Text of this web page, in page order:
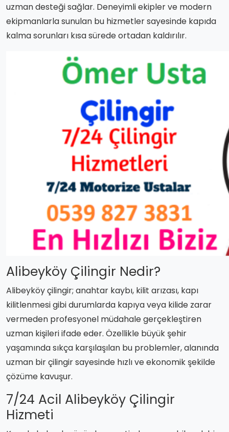
uzman desteği sağlar. Deneyimli ekipler ve modern
ekipmanlarla sunulan bu hizmetler sayesinde kapıda
kalma sorunları kısa sürede ortadan kaldırılır.
Alibeyköy Çilingir Nedir?
Alibeyköy çilingir; anahtar kaybı, kilit arızası, kapı
kilitlenmesi gibi durumlarda kapıya veya kilide zarar
vermeden profesyonel müdahale gerçekleştiren
uzman kişileri ifade eder. Özellikle büyük şehir
yaşamında sıkça karşılaşılan bu problemler, alanında
uzman bir çilingir sayesinde hızlı ve ekonomik şekilde
çözüme kavuşur.
7/24 Acil Alibeyköy Çilingir
Hizmeti